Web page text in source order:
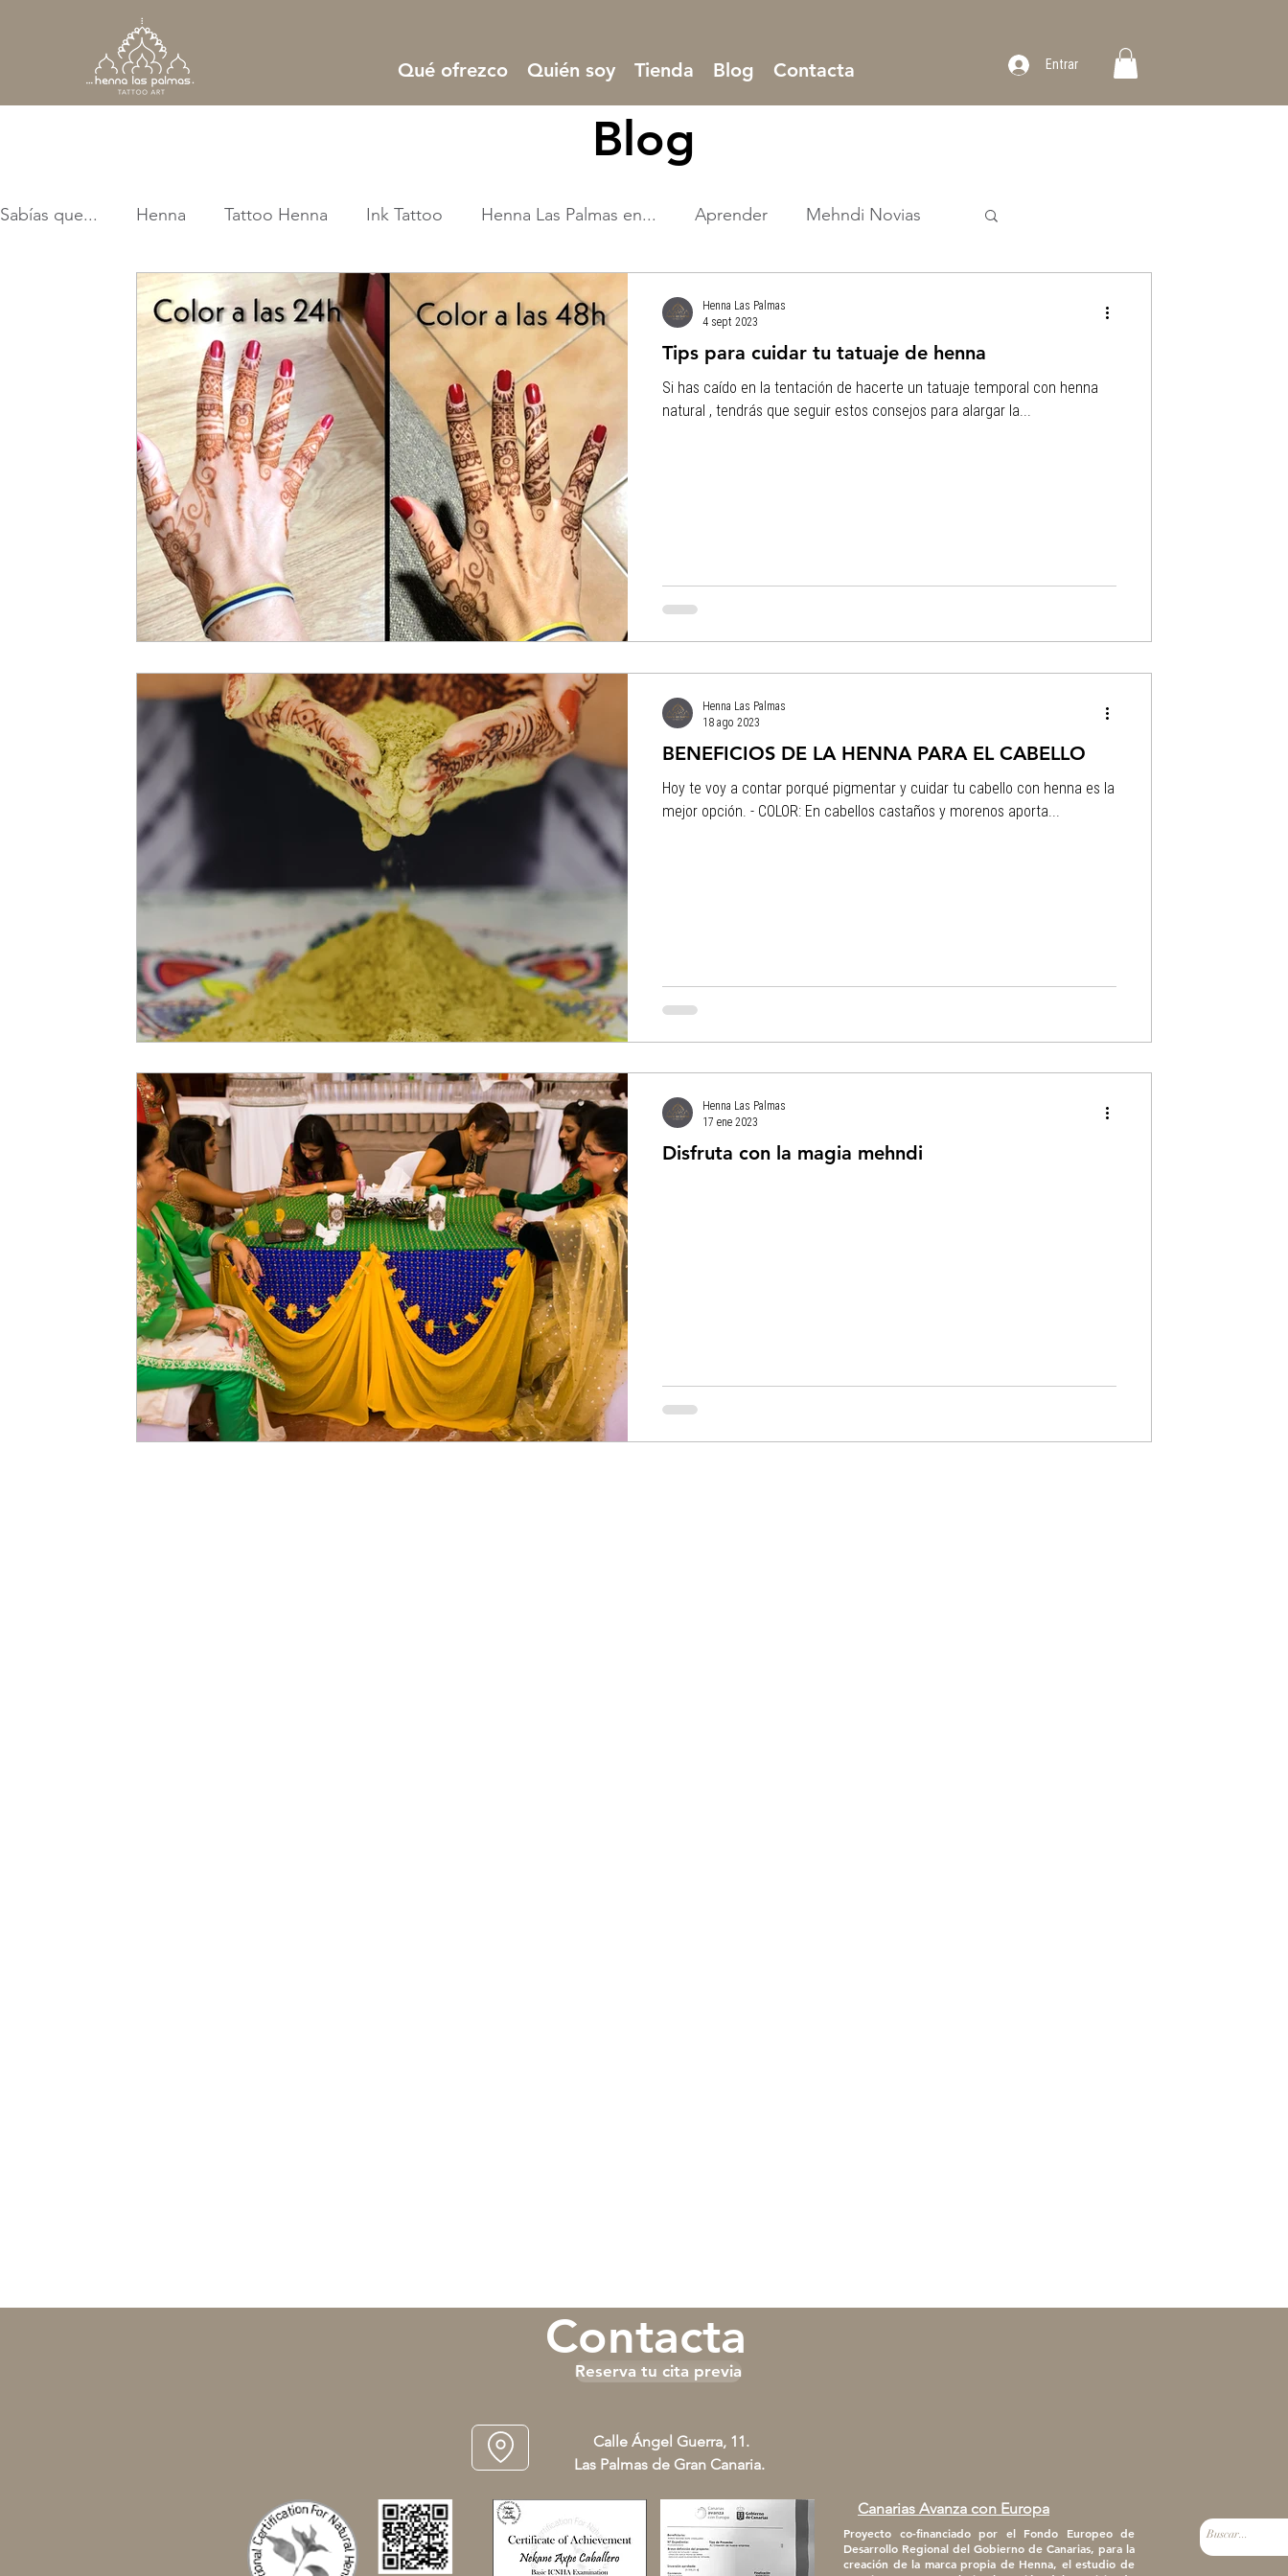
Qué ofrezco Quién soy Tienda Blog Contacta Entrar
Blog
Sabías que... Henna Tattoo Henna Ink Tattoo Henna Las Palmas en... Aprender Mehndi Novias
En los medios
Tips para cuidar tu tatuaje de henna
Si has caído en la tentación de hacerte un tatuaje temporal con henna
natural , tendrás que seguir estos consejos para alargar la...
Henna Las Palmas
4 sept 2023
BENEFICIOS DE LA HENNA PARA EL CABELLO
Hoy te voy a contar porqué pigmentar y cuidar tu cabello con henna es la
mejor opción. - COLOR: En cabellos castaños y morenos aporta...
Henna Las Palmas
18 ago 2023
Disfruta con la magia mehndi
Henna Las Palmas
17 ene 2023
Contacta
Reserva tu cita previa
Calle Ángel Guerra, 11.
Las Palmas de Gran Canaria.
Canarias Avanza con Europa
Proyecto co-financiado por el Fondo Europeo de
Desarrollo Regional del Gobierno de Canarias, para la
creación de la marca propia de Henna, el estudio de